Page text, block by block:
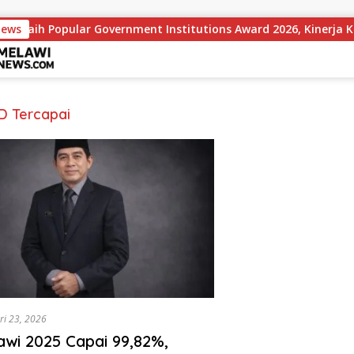
Raih Popular Government Institutions Award 2026, Kinerja
Tercapai
23, 2026
2025 Capai 99,82%,